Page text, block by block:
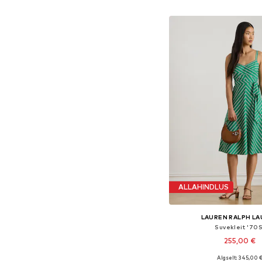
ALLAHINDLUS
LAUREN RALPH
Suvekleit
255,00 €
Algselt: 345,00 €